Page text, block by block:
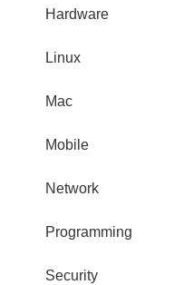
Hardware
Linux
Mac
Mobile
Network
Programming
Security